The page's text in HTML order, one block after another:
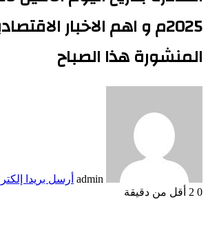
2025م و اهم الاخبار
المنشورة هذا الصباح
admin أرسل بريدا
0
أقل من دقيقة